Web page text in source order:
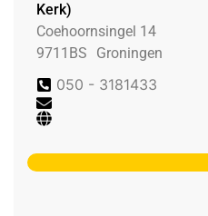
Kerk)
Coehoornsingel 14
9711BS
Groningen
050 - 3181433